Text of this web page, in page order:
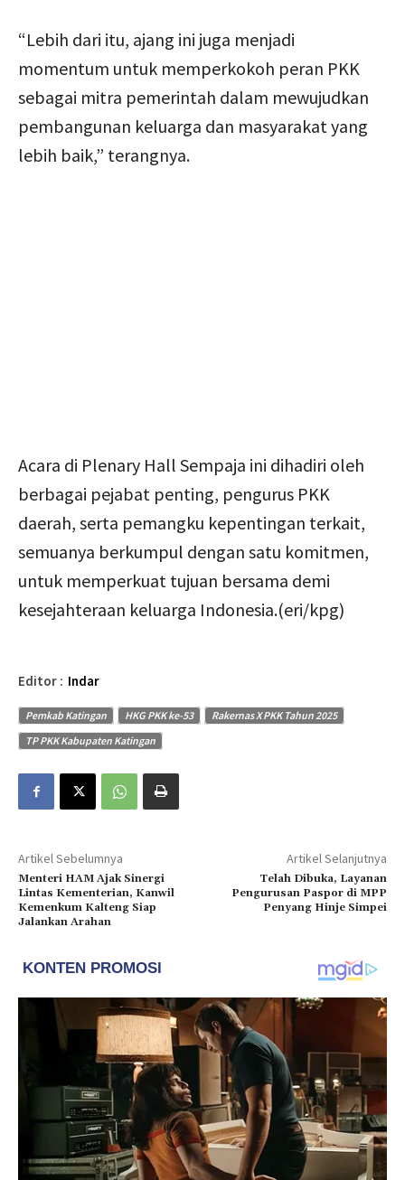
“Lebih dari itu, ajang ini juga menjadi
momentum untuk memperkokoh peran PKK
sebagai mitra pemerintah dalam mewujudkan
pembangunan keluarga dan masyarakat yang
lebih baik,” terangnya.
Acara di Plenary Hall Sempaja ini dihadiri oleh
berbagai pejabat penting, pengurus PKK
daerah, serta pemangku kepentingan terkait,
semuanya berkumpul dengan satu komitmen,
untuk memperkuat tujuan bersama demi
kesejahteraan keluarga Indonesia.(eri/kpg)
Editor : Indar
Pemkab Katingan HKG PKK ke-53
Rakernas X PKK Tahun 2025
TP PKK Kabupaten Katingan
Artikel Sebelumnya
Menteri HAM Ajak Sinergi
Lintas Kementerian, Kanwil
Kemenkum Kalteng Siap
Jalankan Arahan
Artikel Selanjutnya
Telah Dibuka, Layanan
Pengurusan Paspor di MPP
Penyang Hinje Simpei